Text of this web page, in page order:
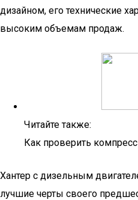
дизайном, его технические
высоким объемам продаж.
Читайте также:
Как проверить
Хантер с дизельным
лучшие черты своего